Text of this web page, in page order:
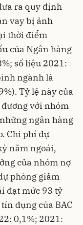
ra quy định
vay bị ảnh
thời điểm
của Ngân hàng
số liệu 2021:
ngành là
Tỷ lệ này của
đương với nhóm
ngân hàng
Chi phí dự
năm ngoái,
của nhóm nợ
phòng giảm
đạt mức 93 tỷ
dụng của BAC
0,1%; 2021: